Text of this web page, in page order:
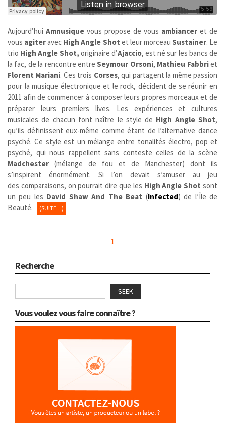
Aujourd’hui Amnusique vous propose de vous ambiancer et de
vous agiteravec High Angle Shot et leur morceau Sustainer. Le
trio High Angle Shot, originaire d’Ajaccio, est né sur les bancs de
la fac, de la rencontre entreSeymour Orsoni, Mathieu Fabbriet
Florent Mariani. Ces trois Corses, qui partagent la même passion
pour la musique électronique et le rock, décident de se réunir en
2011 afin de commencer à composer leurs propres morceaux et de
préparer leurs premiers lives. Les expériences et cultures
musicales de chacun font naître le style de High Angle Shot,
qu’ils définissent eux-même comme étant de l’alternative dance
psyché. Ce style est un mélange entre tonalités électro, pop et
psyché, qui nous rappellent sans conteste celles de la scène
Madchester (mélange de fou et de Manchester) dont ils
s’inspirent énormément. Si l’on devait s’amuser au jeu
des comparaisons, on pourrait dire que les High Angle Shot sont
un peu les David Shaw And The Beat (Infected) de l’Île de
Beauté.
(SUITE…)
1
Recherche
SEEK
Vous voulez vous faire connaître ?